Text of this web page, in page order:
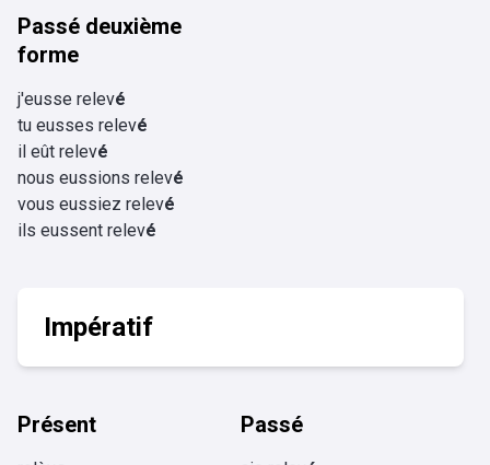
Passé deuxième
forme
j'eusse relevé
tu eusses relevé
il eût relevé
nous eussions relevé
vous eussiez relevé
ils eussent relevé
Impératif
Présent Passé